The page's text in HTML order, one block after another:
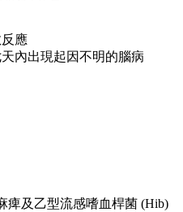
應
內出現起因不明的腦病
痺及乙型流感嗜血桿菌 (Hib)